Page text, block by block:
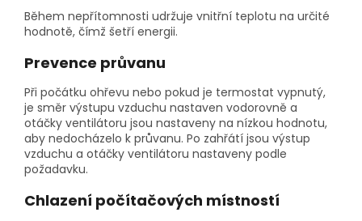
Během nepřítomnosti udržuje vnitřní teplotu na určité
hodnotě, čímž šetří energii.
Prevence průvanu
Při počátku ohřevu nebo pokud je termostat vypnutý,
je směr výstupu vzduchu nastaven vodorovně a
otáčky ventilátoru jsou nastaveny na nízkou hodnotu,
aby nedocházelo k průvanu. Po zahřátí jsou výstup
vzduchu a otáčky ventilátoru nastaveny podle
požadavku.
Chlazení počítačových místností